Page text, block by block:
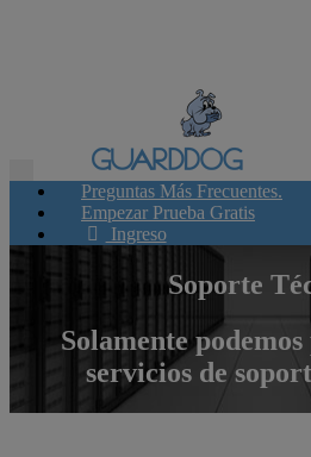
Toggle
navigationPreguntas Más Frecuentes.
Empezar Prueba Gratis
Ingreso
Soporte
Solamente
servicios de